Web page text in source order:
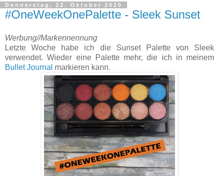
Donnerstag, 22. Oktober 2020
#OneWeekOnePalette - Sleek Sunset
Werbung//Markennennung
Letzte Woche habe ich die Sunset Palette von Sleek
verwendet. Wieder eine Palette mehr, die ich in meinem
Bullet Journal markieren kann.